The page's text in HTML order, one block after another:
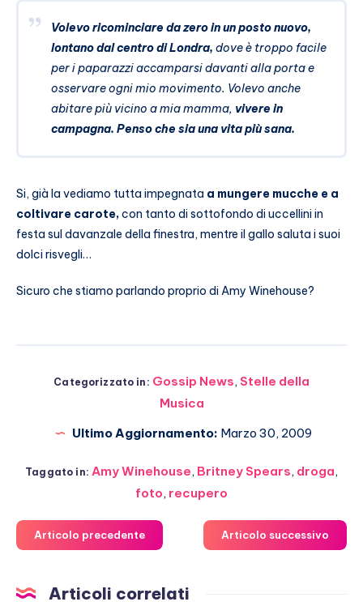
Volevo ricominciare da zero in un posto nuovo,
lontano dal centro di Londra, dove è troppo facile
per i paparazzi accamparsi davanti alla porta e
osservare ogni mio movimento. Volevo anche
abitare più vicino a mia mamma, vivere in
campagna. Penso che sia una vita più sana.
Si, già la vediamo tutta impegnata a mungere mucche e a
coltivare carote,con tanto di sottofondo di uccellini in
festa sul davanzale della finestra, mentre il gallo saluta i suoi
dolci risvegli…
Sicuro che stiamo parlando proprio di Amy Winehouse?
Categorizzato in: Gossip News, Stelle della
Musica
Ultimo Aggiornamento: Marzo 30, 2009
Taggato in: Amy Winehouse, Britney Spears, droga,
foto, recupero
Articolo precedente Articolo successivo
Articoli correlati